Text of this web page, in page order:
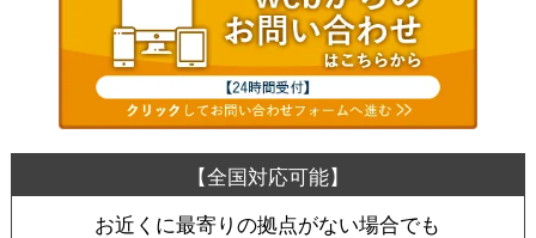
お近くに最寄りの拠点がない場合でも